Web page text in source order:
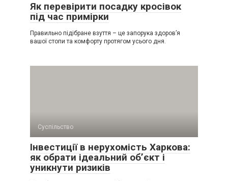
Як перевірити посадку кросівок
під час примірки
Правильно підібране взуття – це запорука здоров’я
вашої стопи та комфорту протягом усього дня.
Суспільство
Інвестиції в нерухомість Харкова:
як обрати ідеальний об’єкт і
уникнути ризиків